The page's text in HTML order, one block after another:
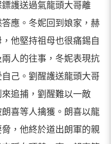
護送過氣龍頭大哥離
應。冬妮回到娘家，赫
他堅持祖母也很痛錫自
人的往事，冬妮表現抗
己。劉醒護送龍頭大哥
追捕，劉醒難以一敵
喜等人擒獲。朗喜以龍
，他終於道出朗軍的親